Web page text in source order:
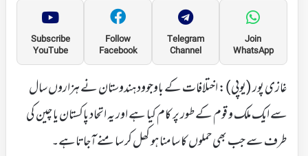
Join
WhatsApp
Telegram
Channel
Follow
Facebook
Subscribe
YouTube
غازی پور (یوپی): اختلافات کے باوجوود ہندوستان نے ہزاروں سال
سے ایک ملک و قوم کے طور پر کام کیا ہے اور یہ اتحاد پاکستان یا چین کی
طرف سے جب بھی حملوں کا سامنا ہو کھل کر سامنے آجاتاہے۔